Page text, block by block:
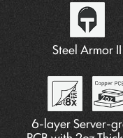
Steel Armor II
6-layer Server-
Latest Wi-Fi 7
M.2 Shield Frozr